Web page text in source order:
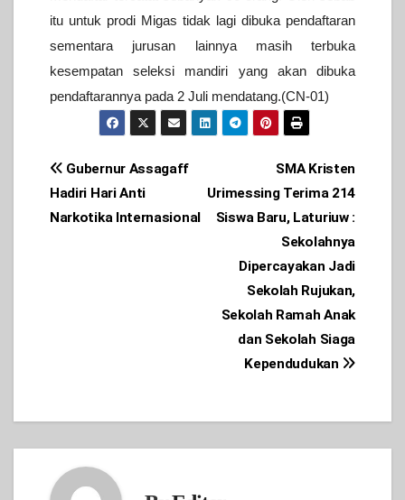
itu untuk prodi Migas tidak lagi dibuka pendaftaran
sementara jurusan lainnya masih terbuka
kesempatan seleksi mandiri yang akan dibuka
pendaftarannya pada 2 Juli mendatang.(CN-01)
Post
navigation
SMA Kristen
Urimessing Terima 214
Siswa Baru, Laturiuw :
Sekolahnya
Dipercayakan Jadi
Sekolah Rujukan,
Sekolah Ramah Anak
dan Sekolah Siaga
Kependudukan
Gubernur Assagaff
Hadiri Hari Anti
Narkotika Internasional